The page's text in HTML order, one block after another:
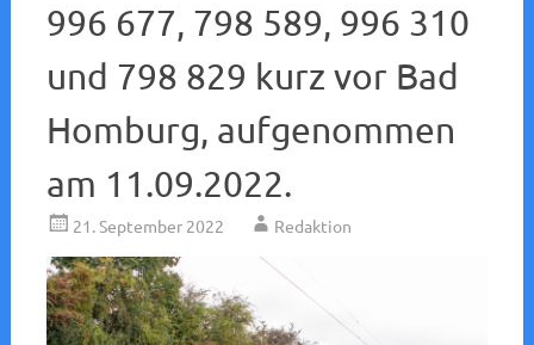
996 677, 798 589, 996 310
und 798 829 kurz vor Bad
Homburg, aufgenommen
am 11.09.2022.
21. September 2022 Redaktion